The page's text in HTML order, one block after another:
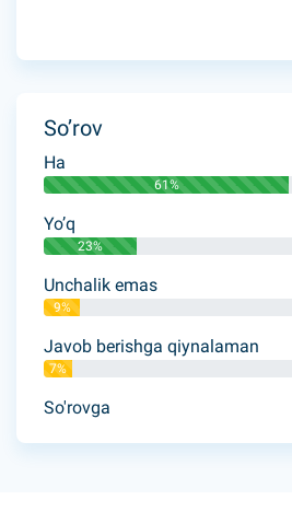
So’rov
Ha
61%
Yo’q
23%
Unchalik emas
9%
Javob berishga qiynalaman
7%
So'rovga